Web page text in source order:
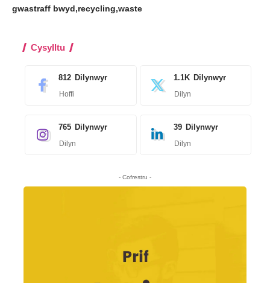
gwastraff bwyd recycling waste
Cysylltu
812 Dilynwyr
Hoffi
1.1K Dilynwyr
Dilyn
765 Dilynwyr
Dilyn
39 Dilynwyr
Dilyn
- Cofrestru -